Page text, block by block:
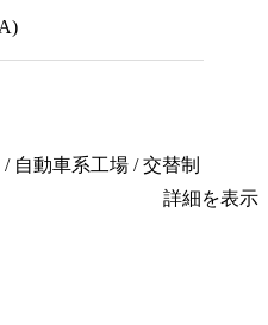
自動車系工場 / 交替制
詳細を表示